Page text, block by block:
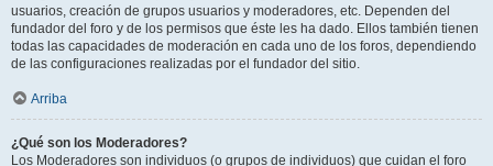
usuarios, creación de grupos usuarios y moderadores, etc. Dependen del
fundador del foro y de los permisos que éste les ha dado. Ellos también tienen
todas las capacidades de moderación en cada uno de los foros, dependiendo
de las configuraciones realizadas por el fundador del sitio.
Arriba
¿Qué son los Moderadores?
Los Moderadores son individuos (o grupos de individuos) que cuidan el foro